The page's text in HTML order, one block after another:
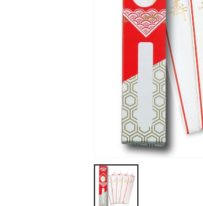
ティッシュ・ロール
ペン・筆記用具
生活雑貨・便利グッズ
衛生用品特集
カタログギフト